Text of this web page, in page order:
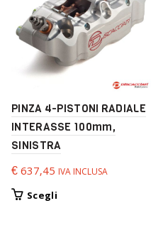
PINZA 4-PISTONI RADIALE
INTERASSE 100mm,
SINISTRA
€637,45 IVA INCLUSA
ScegliQuesto